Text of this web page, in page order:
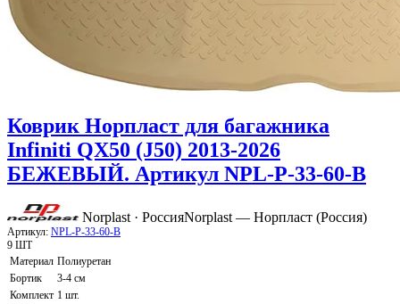
Коврик Норпласт для багажника
Infiniti QX50 (J50) 2013-2026
БЕЖЕВЫЙ. Артикул NPL-P-33-60-B
Norplast · РоссияNorplast — Норпласт (Россия)
Артикул: NPL-P-33-60-B
9 ШТ
Материал Полиуретан
Бортик
3-4 см
Комплект 1 шт.